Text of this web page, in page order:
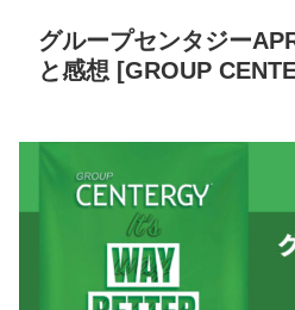
グループセンタジー
と感想 [GROUP